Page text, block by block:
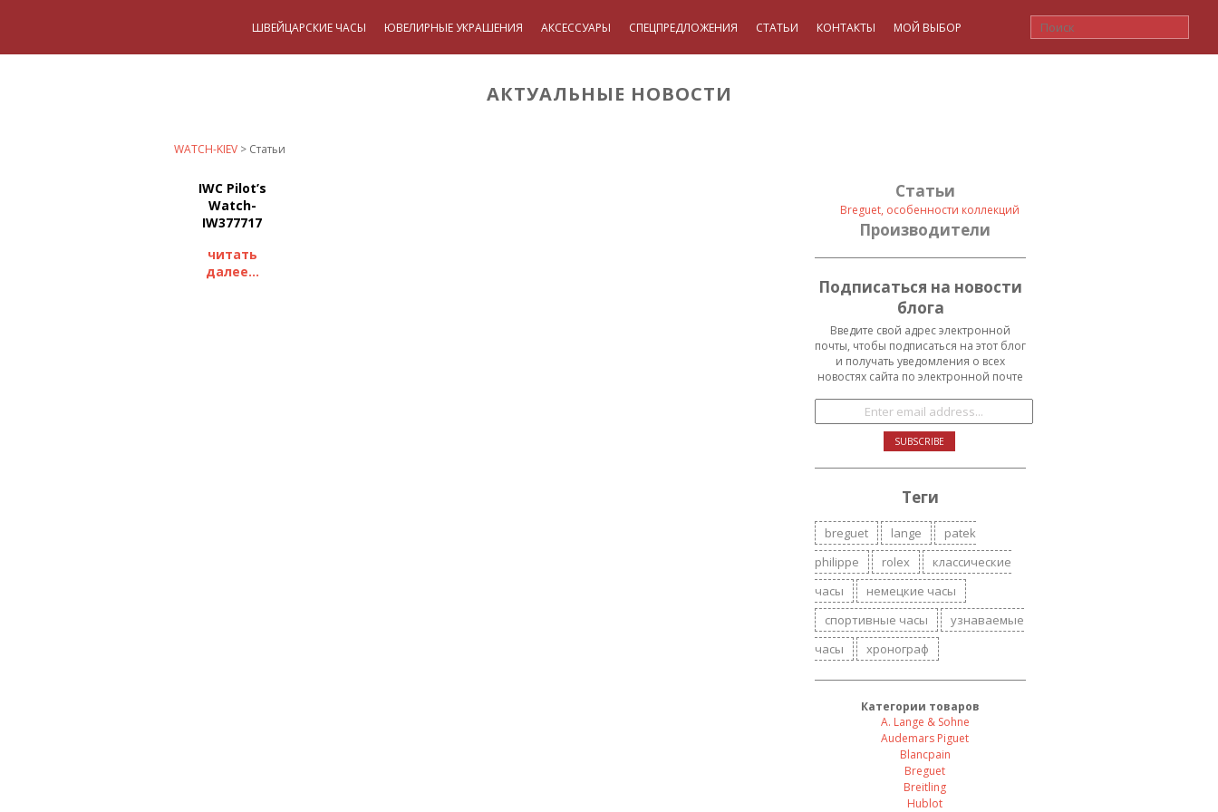
ШВЕЙЦАРСКИЕ ЧАСЫ ЮВЕЛИРНЫЕ УКРАШЕНИЯ АКСЕССУАРЫ СПЕЦПРЕДЛОЖЕНИЯ СТАТЬИ КОНТАКТЫ МОЙ ВЫБОР
АКТУАЛЬНЫЕ НОВОСТИ
WATCH-KIEV > Статьи
IWC Pilot’s
Watch-
IW377717
читать
далее...
Статьи
Breguet, особенности коллекций
Производители
Подписаться на новости
блога
Введите свой адрес электронной
почты, чтобы подписаться на этот блог
и получать уведомления о всех
новостях сайта по электронной почте
Теги
breguet lange
patek
philippe
rolex
классические
часы
немецкие часы
спортивные часы
узнаваемые
часы
хронограф
Категории товаров
A. Lange & Sohne
Audemars Piguet
Blancpain
Breguet
Breitling
Hublot